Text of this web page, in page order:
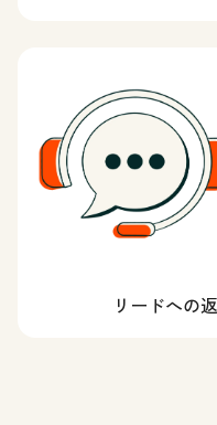
リードへの